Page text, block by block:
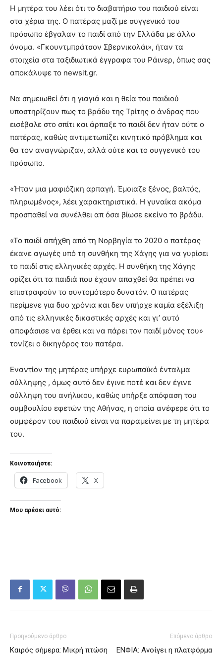
Η μητέρα του λέει ότι το διαβατήριο του παιδιού είναι
στα χέρια της. Ο πατέρας μαζί με συγγενικό του
πρόσωπο έβγαλαν το παιδί από την Ελλάδα με άλλο
όνομα. «Γκουντμπράτσον Σβερνικολάι», ήταν τα
στοιχεία στα ταξιδιωτικά έγγραφα του Ράινερ, όπως σας
αποκάλυψε το newsit.gr.
Να σημειωθεί ότι η γιαγιά και η θεία του παιδιού
υποστηρίζουν πως το βράδυ της Τρίτης ο άνδρας που
εισέβαλε στο σπίτι και άρπαξε το παιδί δεν ήταν ούτε ο
πατέρας, καθώς αντιμετωπίζει κινητικό πρόβλημα και
θα τον αναγνώριζαν, αλλά ούτε και το συγγενικό του
πρόσωπο.
«Ήταν μια μαφιόζικη αρπαγή. Έμοιαζε ξένος, βαλτός,
πληρωμένος», λέει χαρακτηριστικά. Η γυναίκα ακόμα
προσπαθεί να συνέλθει απ όσα βίωσε εκείνο το βράδυ.
«To παιδί απήχθη από τη Νορβηγία το 2020 ο πατέρας
έκανε αγωγές υπό τη συνθήκη της Xάγης για να γυρίσει
το παιδί στις ελληνικές αρχές. Η συνθήκη της Χάγης
ορίζει ότι τα παιδιά που έχουν απαχθεί θα πρέπει να
επιστραφούν το συντομότερο δυνατόν. O πατέρας
περίμενε για δυο χρόνια και δεν υπήρχε καμία εξέλιξη
από τις ελληνικές δικαστικές αρχές και γι’ αυτό
αποφάσισε να έρθει και να πάρει τον παιδί μόνος του»
τονίζει ο δικηγόρος του πατέρα.
Εναντίον της μητέρας υπήρχε ευρωπαϊκό ένταλμα
σύλληψης , όμως αυτό δεν έγινε ποτέ και δεν έγινε
σύλληψη του ανήλικου, καθώς υπήρξε απόφαση του
συμβουλίου εφετών της Αθήνας, η οποία ανέφερε ότι το
συμφέρον του παιδιού είναι να παραμείνει με τη μητέρα
του.
Κοινοποιήστε:
Facebook X
Μου αρέσει αυτό:
Προηγούμενο άρθρο
Καιρός σήμερα: Μικρή πτώση
Επόμενο άρθρο
ΕΝΦΙΑ: Ανοίγει η πλατφόρμα